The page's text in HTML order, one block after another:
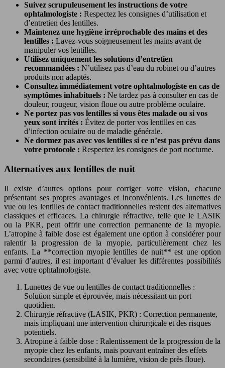
Suivez scrupuleusement les instructions de votre
ophtalmologiste : Respectez les consignes d’utilisation et
d’entretien des lentilles.
Maintenez une hygiène irréprochable des mains et des
lentilles : Lavez-vous soigneusement les mains avant de
manipuler vos lentilles.
Utilisez uniquement les solutions d’entretien
recommandées : N’utilisez pas d’eau du robinet ou d’autres
produits non adaptés.
Consultez immédiatement votre ophtalmologiste en cas de
symptômes inhabituels : Ne tardez pas à consulter en cas de
douleur, rougeur, vision floue ou autre problème oculaire.
Ne portez pas vos lentilles si vous êtes malade ou si vos
yeux sont irrités : Évitez de porter vos lentilles en cas
d’infection oculaire ou de maladie générale.
Ne dormez pas avec vos lentilles si ce n’est pas prévu dans
votre protocole : Respectez les consignes de port nocturne.
Alternatives aux lentilles de nuit
Il existe d’autres options pour corriger votre vision, chacune
présentant ses propres avantages et inconvénients. Les lunettes de
vue ou les lentilles de contact traditionnelles restent des alternatives
classiques et efficaces. La chirurgie réfractive, telle que le LASIK
ou la PKR, peut offrir une correction permanente de la myopie.
L’atropine à faible dose est également une option à considérer pour
ralentir la progression de la myopie, particulièrement chez les
enfants. La **correction myopie lentilles de nuit** est une option
parmi d’autres, il est important d’évaluer les différentes possibilités
avec votre ophtalmologiste.
Lunettes de vue ou lentilles de contact traditionnelles :
Solution simple et éprouvée, mais nécessitant un port
quotidien.
Chirurgie réfractive (LASIK, PKR) : Correction permanente,
mais impliquant une intervention chirurgicale et des risques
potentiels.
Atropine à faible dose : Ralentissement de la progression de la
myopie chez les enfants, mais pouvant entraîner des effets
secondaires (sensibilité à la lumière, vision de près floue).